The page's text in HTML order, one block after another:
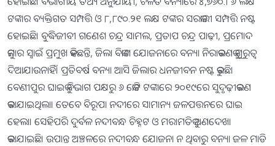
ଟଙ୍କାର ବ୍ୟକ୍ତିଗତ ସମ୍ପତ୍ତି ଓ ୮,୮୯୦.୨୧ ଲକ୍ଷ ଟଙ୍କର ସରକାରୀ ସମ୍ପତ୍ତି ନଷ୍ଟ
ହୋଇଛି। ବୁଦ୍ଧିଜୀବୀ ଗଣେଶ ଚନ୍ଦ୍ର ସାମଲ, ପ୍ରତାପ ଚନ୍ଦ୍ର ପାଢ଼ୀ, ପ୍ରମୋଦ
କୁମାର ସ୍ବାଇଁ ପ୍ରମୁଖ କହିଛନ୍ତି, ଜିଲା ବିକାଶ ଯୋଜନାରେ ବନ୍ୟା ନିରାକରଣକୁ ଗୁରୁତ୍ୱ
ଦିଆଯାଉନାହିଁ। ପ୍ରତିବର୍ଷ ବନ୍ୟା ଆସି ଜିଲାର ଧନଜୀବନ ନଷ୍ଟ କରୁଛି।
ବେଣୀପୁର ଘାଇକୁ ବିଭାଗ ପକ୍ଷରୁ ୬ କୋଟି ଟଙ୍କାରେ ୨୦୧୯ରେ ସୁଦୃଢ଼ୀକରଣ
କରାଯାଇଥିଲା। ତେବେ ବିରୂପା ନଦୀରେ ସାମାନ୍ୟ ଜଳପତ୍ତନରେ ଘାଇ
ହେଲା। ସେହିପରି ଦୁର୍ବଳ ନଦୀବନ୍ଧ ଚିହ୍ନଟ ଓ ମରାମତିକୁ ଅଣଦେଖା
କରାଯାଇଛି। ଉପାନ୍ତ ଅଞ୍ଚଳରେ ନଦୀବନ୍ଧ ଯୋଜନା ନ ଥିବାରୁ ବନ୍ୟା ଜଳ ମାଡି